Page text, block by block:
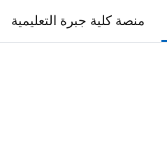
منصة كلية جبرة التعليمية